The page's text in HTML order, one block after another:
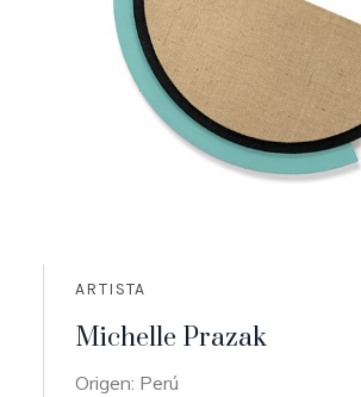
ARTISTA
Michelle Prazak
Origen: Perú